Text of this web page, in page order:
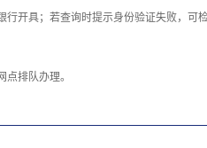
开具；若查询时提示身份验证失败，可
排队办理。